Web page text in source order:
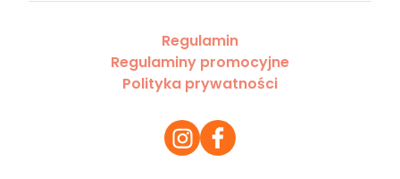
Regulamin
Regulaminy promocyjne
Polityka prywatności